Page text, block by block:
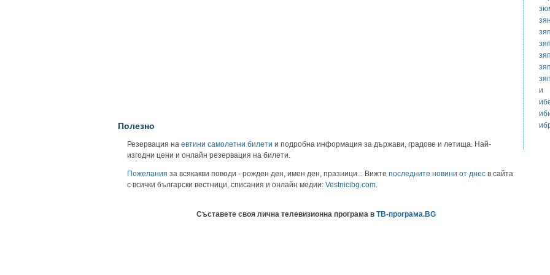
Полезно
Резервация на евтини самолетни билети и подробна информация за държави, градове и летища. Най-
изгодни цени и онлайн резервация на билети.
Пожелания за всякакви поводи - рожден ден, имен ден, празници... Вижте последните новини от днес в сайта
с всички български вестници, списания и онлайн медии: Vestnicibg.com
Съставете своя лична телевизионна програма в ТВ-програма.BG
зян
и